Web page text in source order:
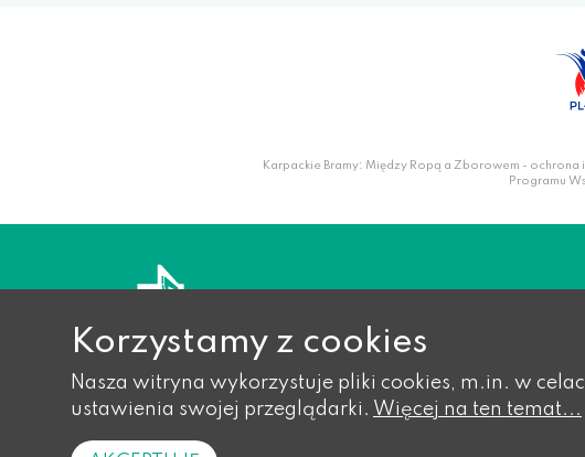
Karpackie Bramy: Między Ropą a Zborowem -
Programu
Korzystamy z cookies
Nasza witryna wykorzystuje pliki cookies, m.in. w
ustawienia swojej przeglądarki. Więcej na ten temat...